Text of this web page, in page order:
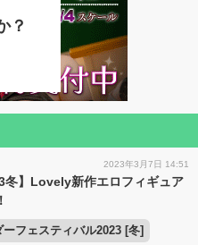
？
2023年3月7日 14:51
冬】Lovely新作エロフィギュア
ーフェスティバル2023 [冬]